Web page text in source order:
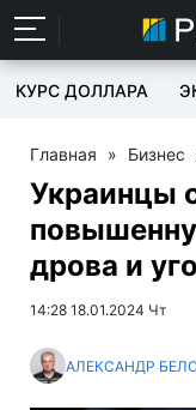
КУРС ДОЛЛАРА
Главная » Бизнес
Украинцы
дрова и
14:28 18.01.2024 Чт
АЛЕКСАНДР